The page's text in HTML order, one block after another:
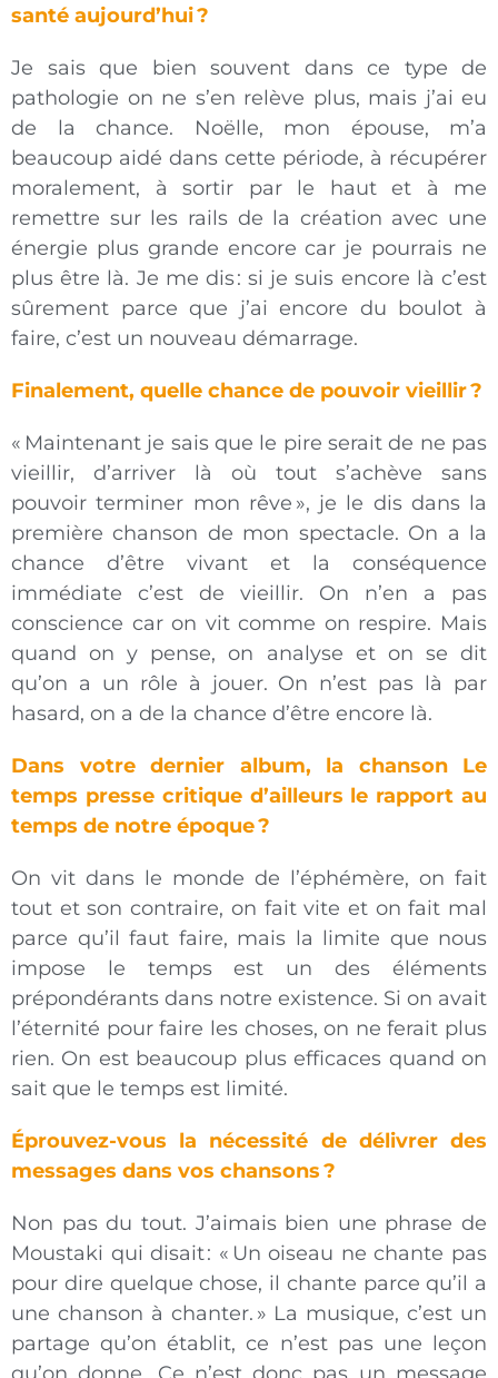
santé aujourd’hui ?
Je sais que bien souvent dans ce type de
pathologie on ne s’en relève plus, mais j’ai eu
de la chance. Noëlle, mon épouse, m’a
beaucoup aidé dans cette période, à récupérer
moralement, à sortir par le haut et à me
remettre sur les rails de la création avec une
énergie plus grande encore car je pourrais ne
plus être là. Je me dis : si je suis encore là c’est
sûrement parce que j’ai encore du boulot à
faire, c’est un nouveau démarrage.
Finalement, quelle chance de pouvoir vieillir ?
« Maintenant je sais que le pire serait de ne pas
vieillir, d’arriver là où tout s’achève sans
pouvoir terminer mon rêve », je le dis dans la
première chanson de mon spectacle. On a la
chance d’être vivant et la conséquence
immédiate c’est de vieillir. On n’en a pas
conscience car on vit comme on respire. Mais
quand on y pense, on analyse et on se dit
qu’on a un rôle à jouer. On n’est pas là par
hasard, on a de la chance d’être encore là.
Dans votre dernier album, la chanson Le
temps presse critique d’ailleurs le rapport au
temps de notre époque ?
On vit dans le monde de l’éphémère, on fait
tout et son contraire, on fait vite et on fait mal
parce qu’il faut faire, mais la limite que nous
impose le temps est un des éléments
prépondérants dans notre existence. Si on avait
l’éternité pour faire les choses, on ne ferait plus
rien. On est beaucoup plus efficaces quand on
sait que le temps est limité.
Éprouvez-vous la nécessité de délivrer des
messages dans vos chansons ?
Non pas du tout. J’aimais bien une phrase de
Moustaki qui disait : « Un oiseau ne chante pas
pour dire quelque chose, il chante parce qu’il a
une chanson à chanter. » La musique, c’est un
partage qu’on établit, ce n’est pas une leçon